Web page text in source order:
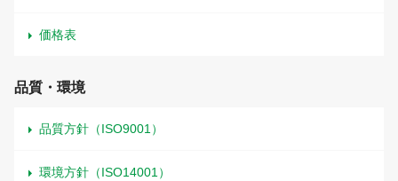
価格表
品質・環境
品質方針（ISO9001）
環境方針（ISO14001）